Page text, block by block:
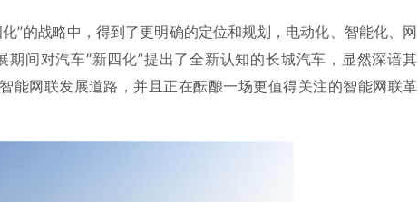
”的战略中，得到了更明确的定位和规划，电动化、智能化、网
间对汽车“新四化”提出了全新认知的长城汽车，显然深谙其
能网联发展道路，并且正在酝酿一场更值得关注的智能网联革